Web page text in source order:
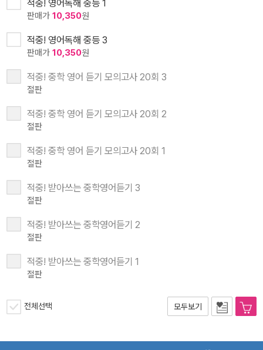
적중! 영어독해 중등 1
판매가 10,350원
적중! 영어독해 중등 3
판매가 10,350원
적중! 중학 영어 듣기 모의고사 20회 3
절판
적중! 중학 영어 듣기 모의고사 20회 2
절판
적중! 중학 영어 듣기 모의고사 20회 1
절판
적중! 받아쓰는 중학영어듣기 3
절판
적중! 받아쓰는 중학영어듣기 2
절판
적중! 받아쓰는 중학영어듣기 1
절판
전체선택 모두보기